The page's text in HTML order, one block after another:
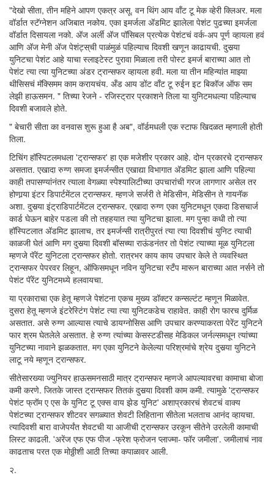
"देखो सीता, तीन महिने आपण एकत्र असू. वन थिंग आय वाँट टू मेक व्हेरी क्लिअर. मला
वॉर्डात स्टॅग्नेशन अजिबात नकोय. एका इमर्जला अ‍ॅडमिट झालेला पेशंट पुढच्या इमर्जला
वॉर्डात दिसायला नको. अ‍ॅज अर्ली अ‍ॅज पॉसिबल प्रत्येक पेशंटचं वर्क-अप पूर्ण व्हायला हवं
आणि अ‍ॅज मेनी अ‍ॅज पेशंट्‍स्‌ची पाळंमुळं पहिल्याच दिवशी खणून काढायची. दुसर्‍या
युनिटचा पेशंट आहे याचा स्लाइटेस्ट पुरावा मिळाला तरी पोस्ट इमर्ज बाराच्या आत तो
पेशंट त्या त्या युनिटच्या अंडर ट्रान्सफर व्हायला हवी. मला या तीन महिन्यांत माझ्या
थीसिसचं मॅक्सिमम काम करायचंय. अँड आय डोंट वाँट टू रुईन इट बिकॉज ऑफ सम
लेझी हाऊसमन. " तिच्या रेजने - रजिस्ट्रार प्रकाशने तिला या युनिटमधल्या पहिल्याच
दिवशी बजावले होते.
" बेचारी सीता का वनवास शुरू हुआ है अब", वॉर्डमधली एक स्टाफ खिदळत म्हणाली होती
तिला.
टिचिंग हॉस्पिटलमधला 'ट्रान्सफर' हा एक मजेशीर प्रकार आहे. दोन प्रकारचे ट्रान्सफर
असतात. एखादा रुग्ण समजा इमर्जन्सीत एखाद्या विभागात अ‍ॅडमिट झाला आणि पहिल्या
काही तपासण्यांनंतर त्याला वेगळ्या स्पेश्यालिटीच्या उपचारांची गरज लागणार असेल तर
होणार्‍या इंटर डिपार्टमेंटल ट्रान्सफर. म्हणजे सर्जरी ते मेडिसीन, मेडिसीन ते गायनॅक
अशा. दुसर्‍या इंट्राडिपार्टमेंटल ट्रान्सफर. एखादा रुग्ण एका युनिटमधून एकदा डिसचार्ज
कार्ड घेऊन बाहेर पडला की तो तहहयात त्या युनिटचा झाला. मग पुन्हा कधी तो त्या
हॉस्पिटलात अ‍ॅडमिट झालाच, तर इमर्जन्सी रात्रीपुरतं त्या त्या दिवशीचं युनिट त्याची
काळजी घेतं आणि मग दुसर्‍या दिवशी बॉसच्या राऊंडनंतर तो पेशंट त्याच्या मूळ युनिटला
म्हणजे पॅरेंट युनिटला ट्रान्सफर होतो. रात्रभर काय काय उपचार केले ते व्यवस्थित
ट्रान्सफर पेपरवर लिहून, ऑफिसमधून नविन युनिटचा स्टँप मारून बाराच्या आत नर्सने तो
पेशंट पॅरेंट युनिटमध्ये हलवायचा.
या प्रकाराचा एक हेतू म्हणजे पेशंटना एकच मुख्य डॉक्टर कन्सल्टंट म्हणून मिळावेत.
दुसरा हेतू म्हणजे इंटरेस्टिंग पेशंट त्या त्या युनिटकडेच राहावेत. काही रोग फारच दुर्मिळ
असतात. असे रुग्ण आल्यास त्याचे डायग्नोसिस आणि उपचार करण्याकरता पेरेंट युनिटने
फार श्रम घेतलेले असतात. हे रुग्ण त्यांच्या केसस्टडीसह मेडिकल जर्नल्समधून त्यांच्या
युनिटच्या नावाने झळकतात. मग एका युनिटने केलेल्या परिश्रमांचे श्रेय दुसर्‍या युनिटने
लाटू नये म्हणून ट्रान्सफर.
सीतेसारख्या ज्युनियर हाऊसमनसाठी मात्र ट्रान्सफर म्हणजे आपल्यावरचा कामाचा बोजा
कमी करणे. जितके जास्त ट्रान्सफर तितकं दुसर्‍या दिवशी काम कमी. त्यामुळे 'ट्रान्सफर
पेशंट फ्रॉम ए एस के युनिट टू एक्स वाय झेड युनिट' अशाप्रकारचं शेवटचं वाक्य
पेशंटच्या ट्रान्सफर शीटवर सगळ्यात शेवटी लिहिताना सीतेला भलताच आनंद व्हायचा.
त्यादिवशी बारा वाजेपर्यंत शेवटची या आजीची ट्रान्सफर उरकून सीतेने उरलेली कामाची
लिस्ट काढली. 'अरेंज एफ एफ पीज -फ्रेश फ्रोजन प्लाज्मा- फॉर जमीला'. जमीलाचं नाव
काढताच परत एक मोठ्ठीशी आठी तिच्या कपाळावर आली.
२.